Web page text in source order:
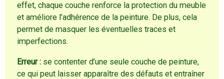
effet, chaque couche renforce la protection du meuble
et améliore l’adhérence de la peinture. De plus, cela
permet de masquer les éventuelles traces et
imperfections.
Erreur : se contenter d’une seule couche de peinture,
ce qui peut laisser apparaître des défauts et entraîner